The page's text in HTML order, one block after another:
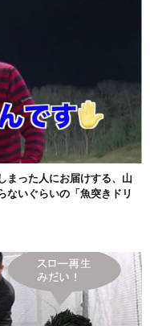
まった人にお届けする、山
ないぐらいの「魚突きドリ